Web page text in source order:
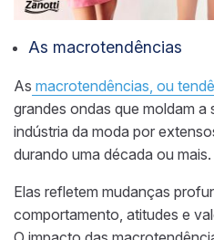
As macrotendências
As macrotendências, ou
grandes ondas que moldam
indústria da moda por
durando uma década ou mais.
Elas refletem mudanças
comportamento, atitudes e